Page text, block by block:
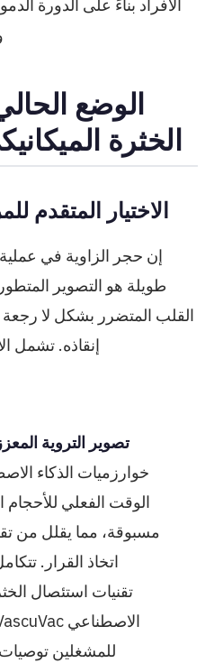
الأفراد بناءً على الدورة
الوضع
الخثرة
الاختيار المتقدم
إن حجر الزاوية في عملية
طويلة هو التصوير
القلب المتضرر بشكل لا
إنقاذه. تشمل
تصوير التروية
خوارزميات الذكاء
الوقت الفعلي للأحجام
مسبوقة، مما يقلل من
اتخاذ القرار.
تقنيات استئصال
للمشغلين توصيات